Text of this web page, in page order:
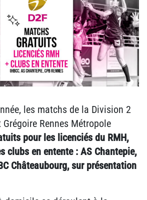
les matchs de la Division 2
Rennes Métropole
pour les licenciés du RMH,
clubs en entente : AS Chantepie,
Châteaubourg, sur présentation